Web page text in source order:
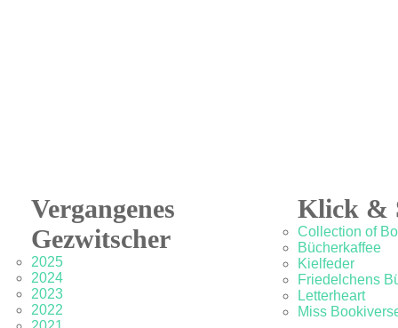
Vergangenes
Gezwitscher
2025
2024
2023
2022
Klick &
Collection of
Bücherkaffee
Kielfeder
Friedelchens
Letterheart
Miss